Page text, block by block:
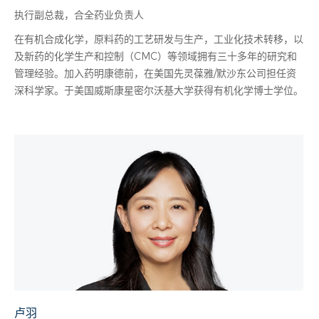
执行副总裁，合全药业负责人
在有机合成化学，原料药的工艺研发与生产，工业化技术转移，以
及新药的化学生产和控制（CMC）等领域拥有三十多年的研究和
管理经验。加入药明康德前，在美国先灵葆雅/默沙东公司担任资
深科学家。于美国威斯康星密尔沃基大学获得有机化学博士学位。
卢羽